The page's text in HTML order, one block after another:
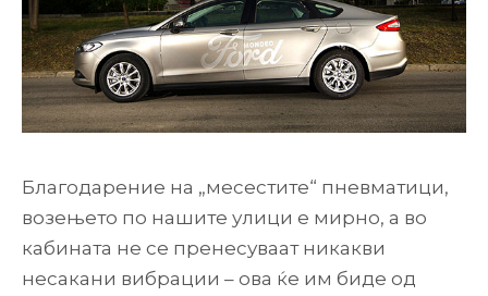
Благодарение на „месестите“ пневматици,
возењето по нашите улици е мирно, а во
кабината не се пренесуваат никакви
несакани вибрации – ова ќе им биде од